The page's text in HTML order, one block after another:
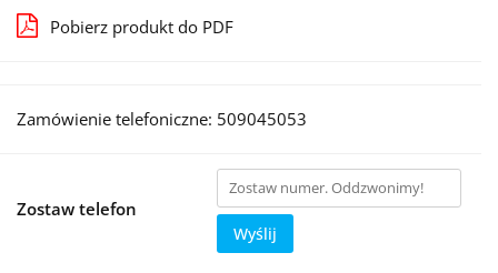
Pobierz produkt do PDF
Zamówienie telefoniczne: 509045053
Zostaw telefon
Wyślij